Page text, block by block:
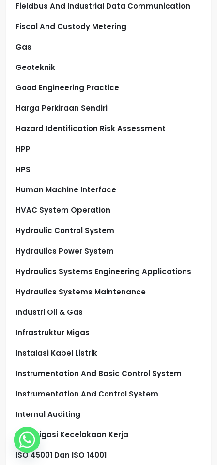
Fieldbus And Industrial Data Communication
Fiscal And Custody Metering
Gas
Geoteknik
Good Engineering Practice
Harga Perkiraan Sendiri
Hazard Identification Risk Assessment
HPP
HPS
Human Machine Interface
HVAC System Operation
Hydraulic Control System
Hydraulics Power System
Hydraulics Systems Engineering Applications
Hydraulics Systems Maintenance
Industri Oil & Gas
Infrastruktur Migas
Instalasi Kabel Listrik
Instrumentation And Basic Control System
Instrumentation And Control System
Internal Auditing
Investigasi Kecelakaan Kerja
ISO 45001 Dan ISO 14001